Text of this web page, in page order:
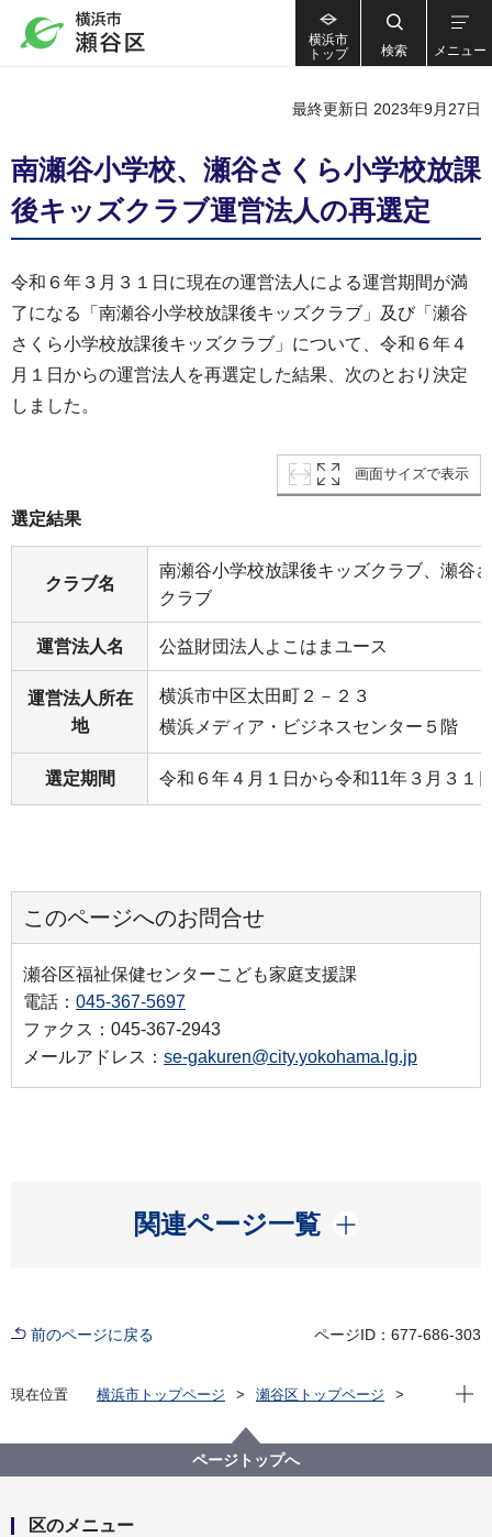
横浜市
トップ
検索 メニュー
最終更新日 2023年9月27日
南瀬谷小学校、瀬谷さくら小学校放課
後キッズクラブ運営法人の再選定
令和６年３月３１日に現在の運営法人による運営期間が満
了になる「南瀬谷小学校放課後キッズクラブ」及び「瀬谷
さくら小学校放課後キッズクラブ」について、令和６年４
月１日からの運営法人を再選定した結果、次のとおり決定
しました。
画面サイズで表示
選定結果
クラブ名
南瀬谷小学校放課後キッズクラブ、瀬谷
クラブ
運営法人名 公益財団法人よこはまユース
運営法人所在
地
横浜市中区太田町２－２３
横浜メディア・ビジネスセンター５階
選定期間 令和６年４月１日から令和11年３月３１
このページへのお問合せ
瀬谷区福祉保健センターこども家庭支援課
電話： 045-367-5697
ファクス：045-367-2943
メールアドレス： se-gakuren@city.yokohama.lg.jp
関連ページ一覧
開く
前のページに戻る ページID：677-686-303
現在位置 横浜市トップページ
瀬谷区トップページ
放課後キッズクラブ運営法人の選定・再選定について
南瀬谷小学校、瀬谷さくら小学校放課後キッズクラブ
現在
ページトップへ
区のメニュー